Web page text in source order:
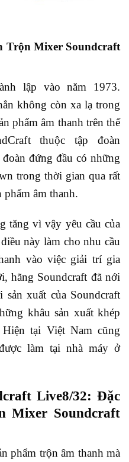
Trộn Mixer Soundcraft
lập vào năm 1973.
không còn xa lạ trong
phẩm âm thanh trên thế
thuộc tập đoàn
đứng đầu có những
trong thời gian qua rất
âm thanh.
tăng vì vậy yêu cầu của
này làm cho nhu cầu
vào việc giải trí gia
hãng Soundcraft đã nới
xuất của Soundcraft
khâu sản xuất khép
tại Việt Nam cũng
làm tại nhà máy ở
Live8/32: Đặc
Mixer Soundcraft
phẩm trộn âm thanh mà